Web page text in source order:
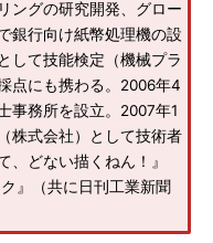
ングの研究開発、グロー
銀行向け紙幣処理機の設
して技能検定（機械プラ
点にも携わる。2006年4
事務所を設立。2007年1
株式会社）として技術者
、どない描くねん！』
』（共に日刊工業新聞